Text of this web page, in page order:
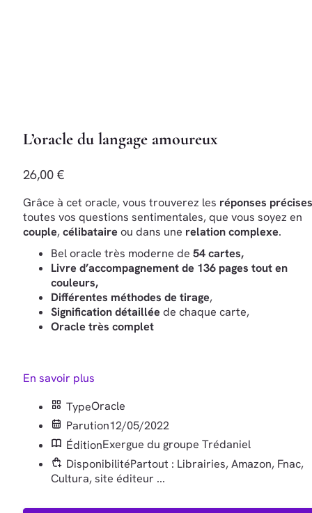
L’oracle du langage amoureux
26,00 €
Grâce à cet oracle, vous trouverez les réponses précises
toutes vos questions sentimentales, que vous soyez en
couple,célibataire ou dans une relation complexe.
Bel oracle très moderne de 54 cartes,
Livre d’accompagnementde 136 pages tout en
couleurs,
Différentes méthodes de tirage,
Signification détaillée de chaque carte,
Oracle très complet
En savoir plus
TypeOracle
Parution12/05/2022
ÉditionExergue du groupe Trédaniel
DisponibilitéPartout : Librairies, Amazon, Fnac,
Cultura, site éditeur ...